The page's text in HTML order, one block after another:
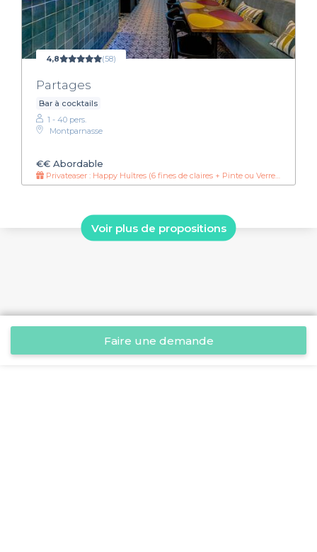
4,8 (58)
Partages
Bar à cocktails
1 - 40 pers.
Montparnasse
€€ Abordable
Privateaser : Happy Huîtres (6 fines de claires + Pinte ou Verre de vin Blanc) = 15 €
Voir plus de propositions
Faire une demande